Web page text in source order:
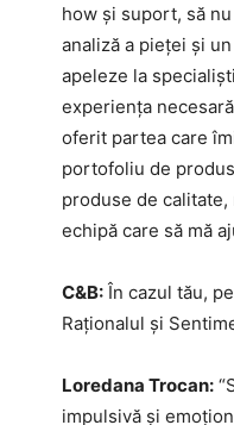
how și suport, să
analiză a pieței și
apeleze la
experiența
oferit partea care
portofoliu de
produse de
echipă care să mă
C&B: În cazul tău,
Raționalul și
Loredana Trocan:
impulsivă și